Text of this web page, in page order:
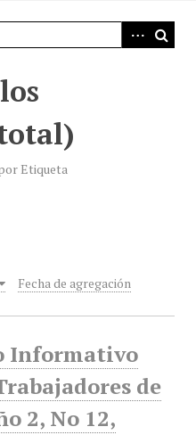
Etiqueta
Fecha de agregación
Informativo
de
2, No 12,